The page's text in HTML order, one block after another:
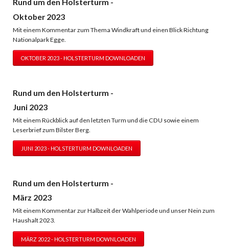
Rund um den Holsterturm -
Oktober 2023
Mit einem Kommentar zum Thema Windkraft und einen Blick Richtung
Nationalpark Egge.
OKTOBER 2023 - HOLSTERTURM DOWNLOADEN
Rund um den Holsterturm -
Juni 2023
Mit einem Rückblick auf den letzten Turm und die CDU sowie einem
Leserbrief zum Bilster Berg.
JUNI 2023 - HOLSTERTURM DOWNLOADEN
Rund um den Holsterturm -
März 2023
Mit einem Kommentar zur Halbzeit der Wahlperiode und unser Nein zum
Haushalt 2023.
MÄRZ 2022 - HOLSTERTURM DOWNLOADEN